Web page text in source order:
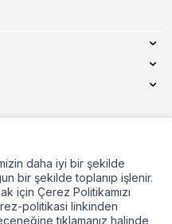
daha iyi bir şekilde
bir şekilde toplanıp işlenir.
için Çerez Politikamızı
politikasi linkinden
tıklamanız halinde